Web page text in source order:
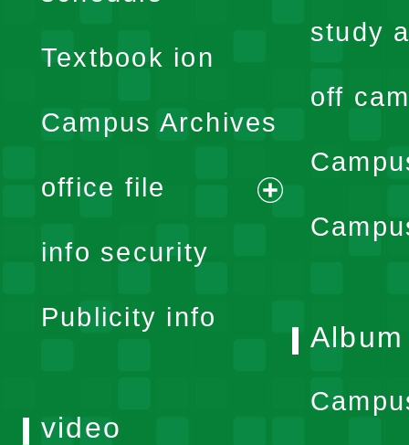
menu
Textbook ion
Campus Archives
office file
expand
info security
Publicity info
study
off
Album
video